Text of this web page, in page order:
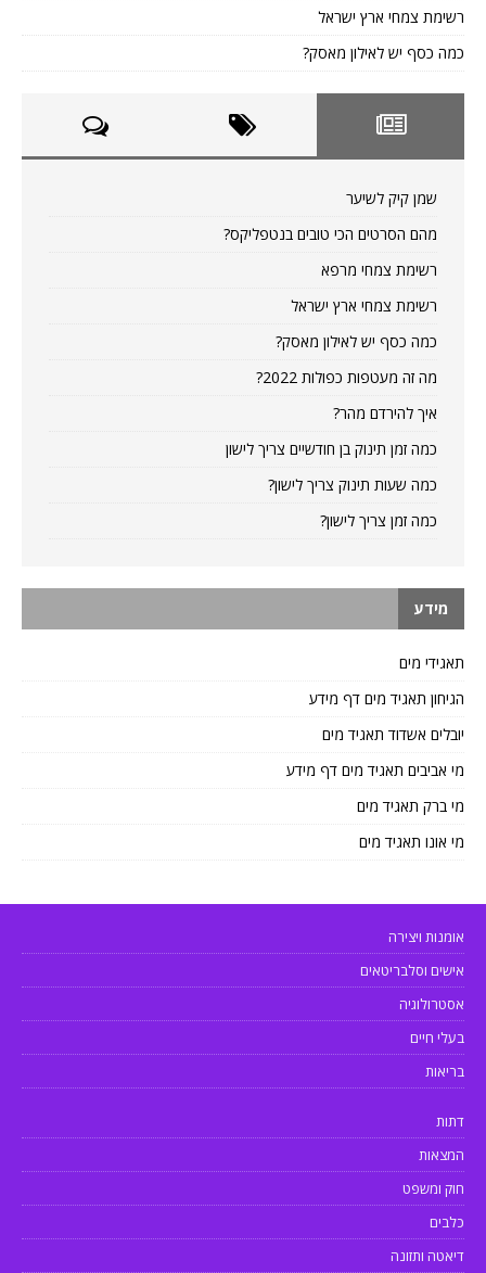
רשימת צמחי ארץ ישראל
כמה כסף יש לאילון מאסק?
שמן קיק לשיער
מהם הסרטים הכי טובים בנטפליקס?
רשימת צמחי מרפא
רשימת צמחי ארץ ישראל
כמה כסף יש לאילון מאסק?
מה זה מעטפות כפולות 2022?
איך להירדם מהר?
כמה זמן תינוק בן חודשיים צריך לישון
כמה שעות תינוק צריך לישון?
כמה זמן צריך לישון?
מידע
תאגידי מים
הגיחון תאגיד מים דף מידע
יובלים אשדוד תאגיד מים
מי אביבים תאגיד מים דף מידע
מי ברק תאגיד מים
מי אונו תאגיד מים
אומנות ויצירה
אישים וסלבריטאים
אסטרולוגיה
בעלי חיים
בריאות
דתות
המצאות
חוק ומשפט
כלבים
דיאטה ותזונה